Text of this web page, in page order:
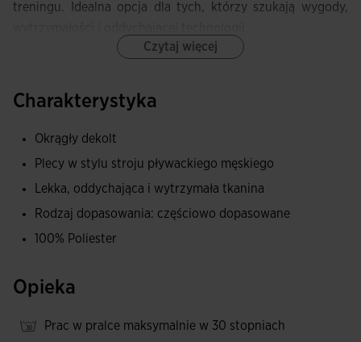
treningu. Idealna opcja dla tych, którzy szukają wygody,
szwów zapewnia większy komfort i lekkość.
Wykonana z tkaniny technicznej, która wyróżnia się
lekkością, wytrzymałością i doskonałą oddychalnością
dzięki wykończeniu w technice dżakardu. Ta technika
integruje detale bezpośrednio w strukturę, co gwarantuje
Czytaj więcej
Charakterystyka
Okrągły dekolt
Plecy w stylu stroju pływackiego męskiego
Lekka, oddychająca i wytrzymała tkanina
Rodzaj dopasowania: częściowo dopasowane
100% Poliester
Opieka
Prac w pralce maksymalnie w 30 stopniach